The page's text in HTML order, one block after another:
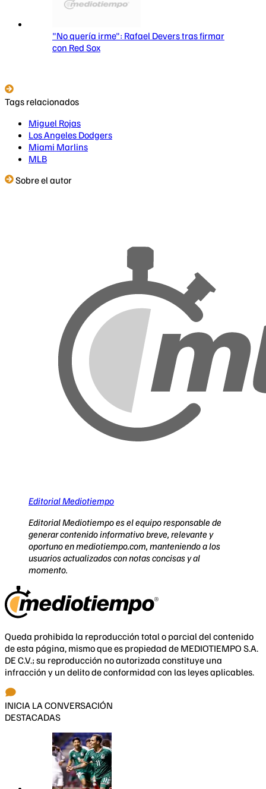
"No quería irme": Rafael Devers tras firmar
con Red Sox
Tags relacionados
Miguel Rojas
Los Angeles Dodgers
Miami Marlins
MLB
Sobre el autor
Editorial Mediotiempo
Editorial Mediotiempo es el equipo responsable de
generar contenido informativo breve, relevante y
oportuno en mediotiempo.com, manteniendo a los
usuarios actualizados con notas concisas y al
momento.
Queda prohibida la reproducción total o parcial del contenido
de esta página, mismo que es propiedad de MEDIOTIEMPO S.A.
DE C.V.; su reproducción no autorizada constituye una
infracción y un delito de conformidad con las leyes aplicables.
INICIA LA CONVERSACIÓN
DESTACADAS